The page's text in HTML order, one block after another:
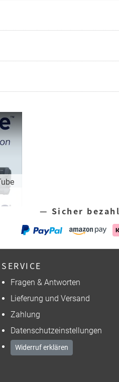
— Sicher
SERVICE
Fragen & Antworten
Lieferung und Versand
Zahlung
Datenschutzeinstellungen
Widerruf erklären